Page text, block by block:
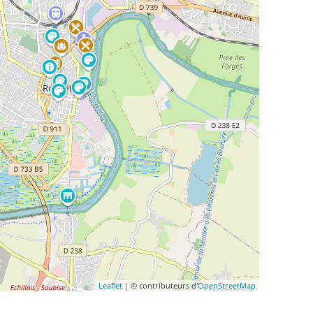
Leaflet | © contributeurs d'OpenStreetMap